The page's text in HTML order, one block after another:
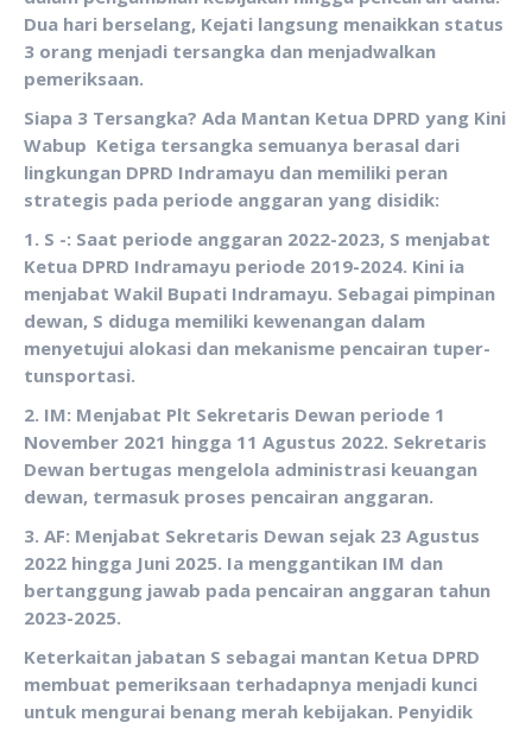
Dua hari berselang, Kejati langsung menaikkan status
3 orang menjadi tersangka dan menjadwalkan
pemeriksaan.
Siapa 3 Tersangka? Ada Mantan Ketua DPRD yang Kini
Wabup Ketiga tersangka semuanya berasal dari
lingkungan DPRD Indramayu dan memiliki peran
strategis pada periode anggaran yang disidik:
‎1. S -: Saat periode anggaran 2022-2023, S menjabat
Ketua DPRD Indramayu periode 2019-2024. Kini ia
menjabat Wakil Bupati Indramayu. Sebagai pimpinan
dewan, S diduga memiliki kewenangan dalam
menyetujui alokasi dan mekanisme pencairan tuper-
tunsportasi.
2. IM: Menjabat Plt Sekretaris Dewan periode 1
November 2021 hingga 11 Agustus 2022. Sekretaris
Dewan bertugas mengelola administrasi keuangan
dewan, termasuk proses pencairan anggaran.
3. AF: Menjabat Sekretaris Dewan sejak 23 Agustus
2022 hingga Juni 2025. Ia menggantikan IM dan
bertanggung jawab pada pencairan anggaran tahun
2023-2025.
Keterkaitan jabatan S sebagai mantan Ketua DPRD
membuat pemeriksaan terhadapnya menjadi kunci
untuk mengurai benang merah kebijakan. Penyidik